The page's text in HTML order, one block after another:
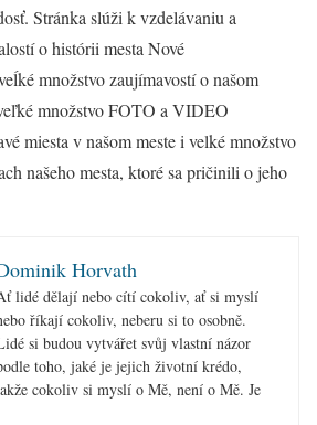
Stránka slúži k vzdelávaniu a
o histórii mesta Nové
množstvo zaujímavostí o našom
množstvo FOTO a VIDEO
miesta v našom meste i velké množstvo
našeho mesta, ktoré sa pričinili o jeho
Horvath
lidé dělají nebo cítí cokoliv, ať si myslí
říkají cokoliv, neberu si to osobně.
si budou vytvářet svůj vlastní názor
toho, jaké je jejich životní krédo,
cokoliv si myslí o Mě, není o Mě. Je